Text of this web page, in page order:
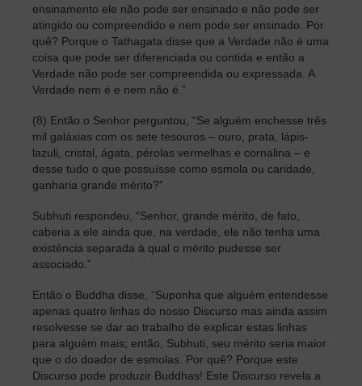
ensinamento ele não pode ser ensinado e não pode ser
atingido ou compreendido e nem pode ser ensinado. Por
quê? Porque o Tathagata disse que a Verdade não é uma
coisa que pode ser diferenciada ou contida e então a
Verdade não pode ser compreendida ou expressada. A
Verdade nem é e nem não é.”
(8) Então o Senhor perguntou, “Se alguém enchesse três
mil galáxias com os sete tesouros – ouro, prata, lápis-
lazuli, cristal, ágata, pérolas vermelhas e cornalina – e
desse tudo o que possuísse como esmola ou caridade,
ganharia grande mérito?”
Subhuti respondeu, “Senhor, grande mérito, de fato,
caberia a ele ainda que, na verdade, ele não tenha uma
existência separada à qual o mérito pudesse ser
associado.”
Então o Buddha disse, “Suponha que alguém entendesse
apenas quatro linhas do nosso Discurso mas ainda assim
resolvesse se dar ao trabalho de explicar estas linhas
para alguém mais; então, Subhuti, seu mérito seria maior
que o do doador de esmolas. Por quê? Porque este
Discurso pode produzir Buddhas! Este Discurso revela a